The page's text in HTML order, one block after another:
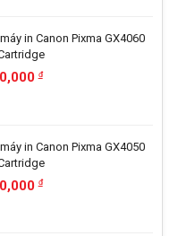
in Canon Pixma GX4060
đ
in Canon Pixma GX4050
đ